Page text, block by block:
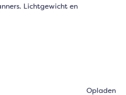
Lichtgewicht en
Opladen